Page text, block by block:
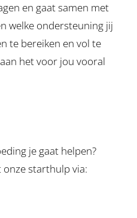
en gaat samen met
welke ondersteuning jij
te bereiken en vol te
het voor jou vooral
je gaat helpen?
starthulp via: